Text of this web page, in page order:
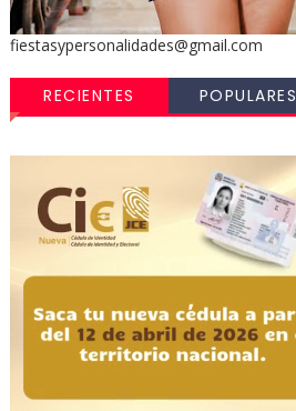
fiestasypersonalidades@gmail.com
RECIENTES POPULARES